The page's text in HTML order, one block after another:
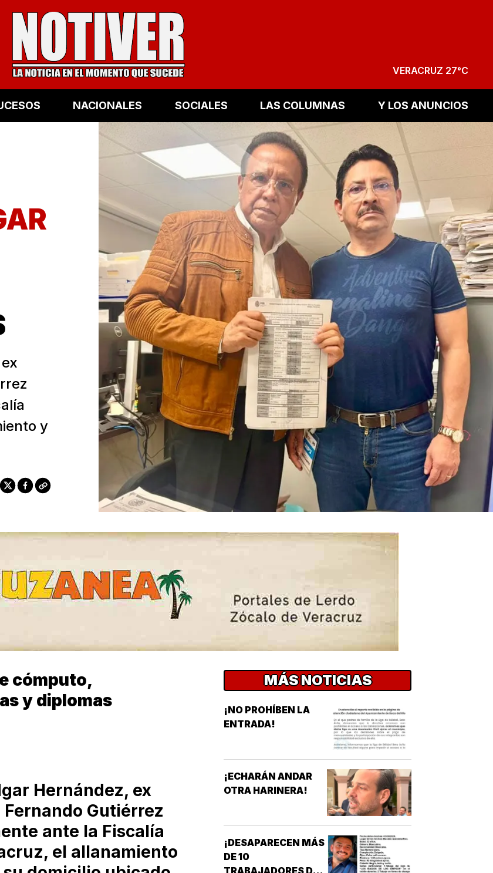
VERACRUZ 27°C
NACIONALES SOCIALES LAS COLUMNAS Y LOS ANUNCIOS
y
cómputo,
y diplomas
Hernández, ex
Gutiérrez
ante la Fiscalía
el allanamiento
MÁS NOTICIAS
¡NO PROHÍBEN LA
ENTRADA!
¡ECHARÁN ANDAR
OTRA HARINERA!
¡DESAPARECEN MÁS
DE 10
TRABAJADORES DEL